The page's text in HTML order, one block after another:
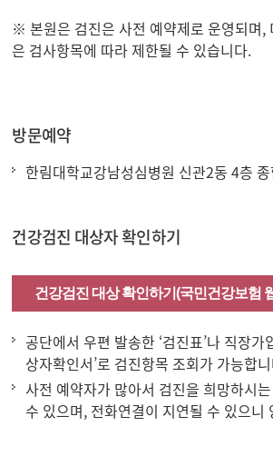
※ 본원은 검진은 사전 예약제로 운영되며,
은 검사항목에 따라 제한될 수 있습니다.
방문예약
한림대학교강남성심병원 신관2동 4층 종
건강검진 대상자 확인하기
건강검진 대상 확인하기(국민건강보험
공단에서 우편 발송한 ‘검진표’나 직장가
상자확인서’로 검진항목 조회가 가능합니
사전 예약자가 많아서 검진을 희망하시
수 있으며, 전화연결이 지연될 수 있으니